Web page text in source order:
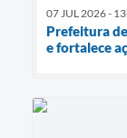
07 JUL 2026 -
Prefeitura
e fortalece